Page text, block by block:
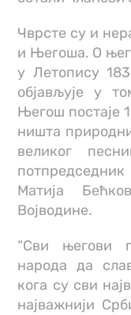
Чврсте су и
и Његоша. О
у Летопису
објављује у
Његош постаје
ништа
великог
Матија
Војводине.
“Сви његови
народа да
кога су сви
најважнији